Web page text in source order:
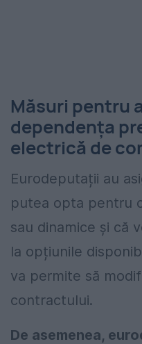
Măsuri pentru
dependența
electrică de
Eurodeputații au
putea opta pentru
sau dinamice și că
la opțiunile
va permite să
contractului.
De asemenea,